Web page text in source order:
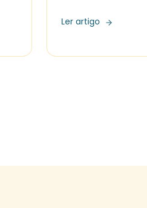
Ler artigo